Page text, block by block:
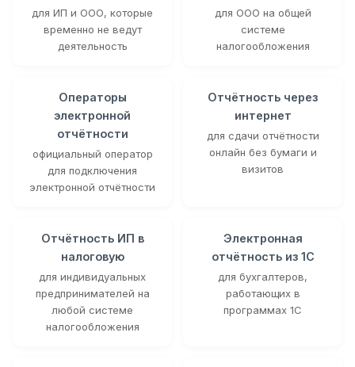
для ИП и ООО, которые
временно не ведут
деятельность
для ООО на общей
системе
налогообложения
Операторы
электронной
отчётности
официальный оператор
для подключения
электронной отчётности
Отчётность через
интернет
для сдачи отчётности
онлайн без бумаги и
визитов
Отчётность ИП в
налоговую
для индивидуальных
предпринимателей на
любой системе
налогообложения
Электронная
отчётность из 1С
для бухгалтеров,
работающих в
программах 1С